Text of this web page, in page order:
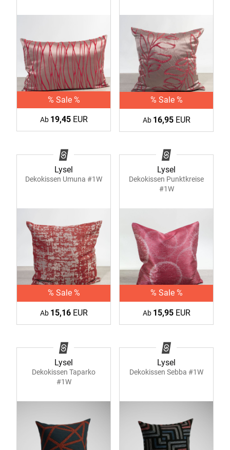
% Sale %
Ab 19,45EUR
% Sale %
Ab 16,95EUR
Lysel
Dekokissen Umuna #1W
% Sale %
Ab 15,16EUR
Lysel
Dekokissen Punktkreise
#1W
% Sale %
Ab 15,95EUR
Lysel
Dekokissen Taparko
#1W
Lysel
Dekokissen Sebba #1W